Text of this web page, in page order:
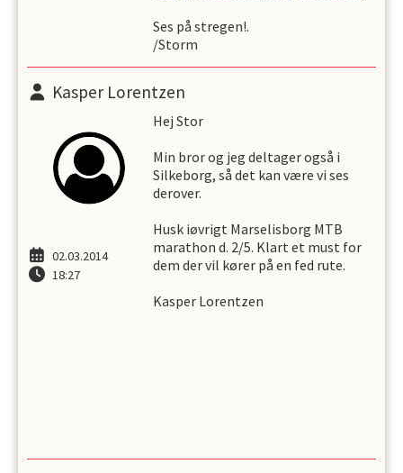
Ses på stregen!.
/Storm
Kasper Lorentzen
02.03.2014
18:27
Hej Stor
Min bror og jeg deltager også i
Silkeborg, så det kan være vi ses
derover.
Husk iøvrigt Marselisborg MTB
marathon d. 2/5. Klart et must for
dem der vil kører på en fed rute.
Kasper Lorentzen